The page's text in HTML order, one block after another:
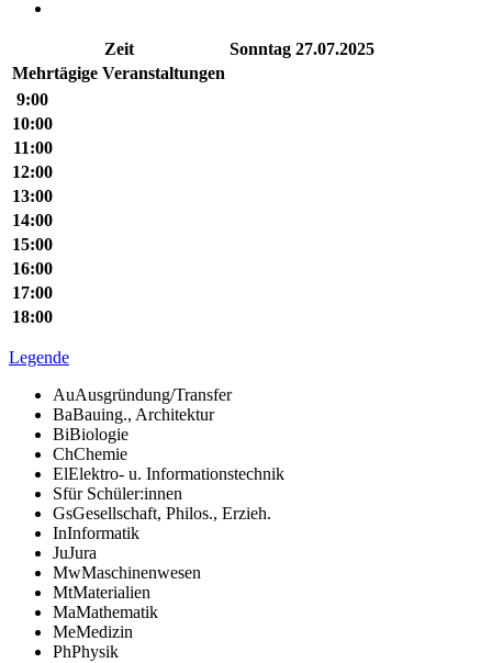
Zeit Sonntag 27.07.2025
Mehr­tä­gige Ver­an­stal­tungen
9:00
10:00
11:00
12:00
13:00
14:00
15:00
16:00
17:00
18:00
Legende
AuAusgründung/Transfer
BaBauing., Architektur
BiBiologie
ChChemie
ElElektro- u. Informationstechnik
Sfür Schüler:innen
GsGesellschaft, Philos., Erzieh.
InInformatik
JuJura
MwMaschinenwesen
MtMaterialien
MaMathematik
MeMedizin
PhPhysik